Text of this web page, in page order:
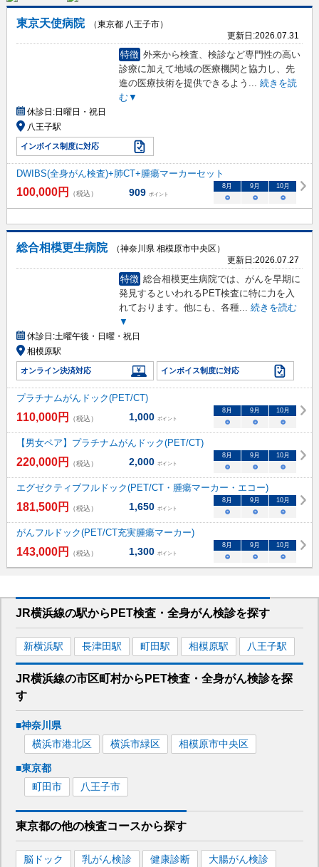
東京天使病院
（東京都 八王子市）
更新日:2026.07.31
特徴 外来から検査、検診など専門性の高い
診療に加えて地域の医療機関と協力し、先
進の医療技術を提供できるよう
続きを読
む▼
休診日:日曜日・祝日
八王子駅
インボイス制度に対応
DWIBS(全身がん検査)+肺CT+腫瘍マーカーセット
100,000円 （税込） 909 ポイント
8 月 9 月 10月
○ ○ ○
総合相模更生病院
（神奈川県 相模原市中央区）
更新日:2026.07.27
特徴 総合相模更生病院では、がんを早期に
発見するといわれるPET検査に特に力を入
れております。他にも、各種... 続きを読む
▼
休診日:土曜午後・日曜・祝日
相模原駅
オンライン決済対応 インボイス制度に対応
プラチナムがんドック(PET/CT)
110,000円 （税込） 1,000 ポイント
8月 9月 10月
○ ○ ○
【男女ペア】プラチナムがんドック(PET/CT)
220,000円 （税込） 2,000 ポイント
8月 9月 10月
○ ○ ○
エグゼクティブフルドック(PET/CT・腫瘍マーカー・エコー)
181,500円 （税込） 1,650 ポイント
8月 9月 10月
○ ○ ○
がんフルドック(PET/CT充実腫瘍マーカー)
143,000円 （税込） 1,300 ポイント
8月 9月 10月
○ ○ ○
JR横浜線の駅から PET検査・全身がん検診を探す
新横浜駅 長津田駅 町田駅 相模原駅 八王子駅
JR横浜線の市区町村から PET検査・全身がん検診を探
す
■神奈川県
横浜市港北区
横浜市緑区 相模原市中央区
■東京都
町田市
八王子市
東京都の他の検査コースから探す
脳ドック 乳がん検診 健康診断
大腸がん検診